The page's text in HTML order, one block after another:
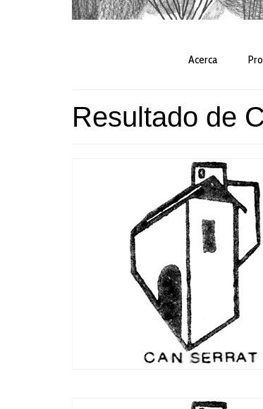
Acerca
Resultado de